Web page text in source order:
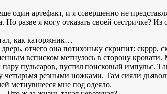
один артефакт, и я совершенно не
Но разве я могу отказать своей сестричке?
как каторжник…
отчего она потихоньку скрипит: скррр,
всписком метнулось в сторону кровати.
пульсаров, пустил поисковый импульс.
резными ножками. Там сияли
метнувшееся мне под одеяло.